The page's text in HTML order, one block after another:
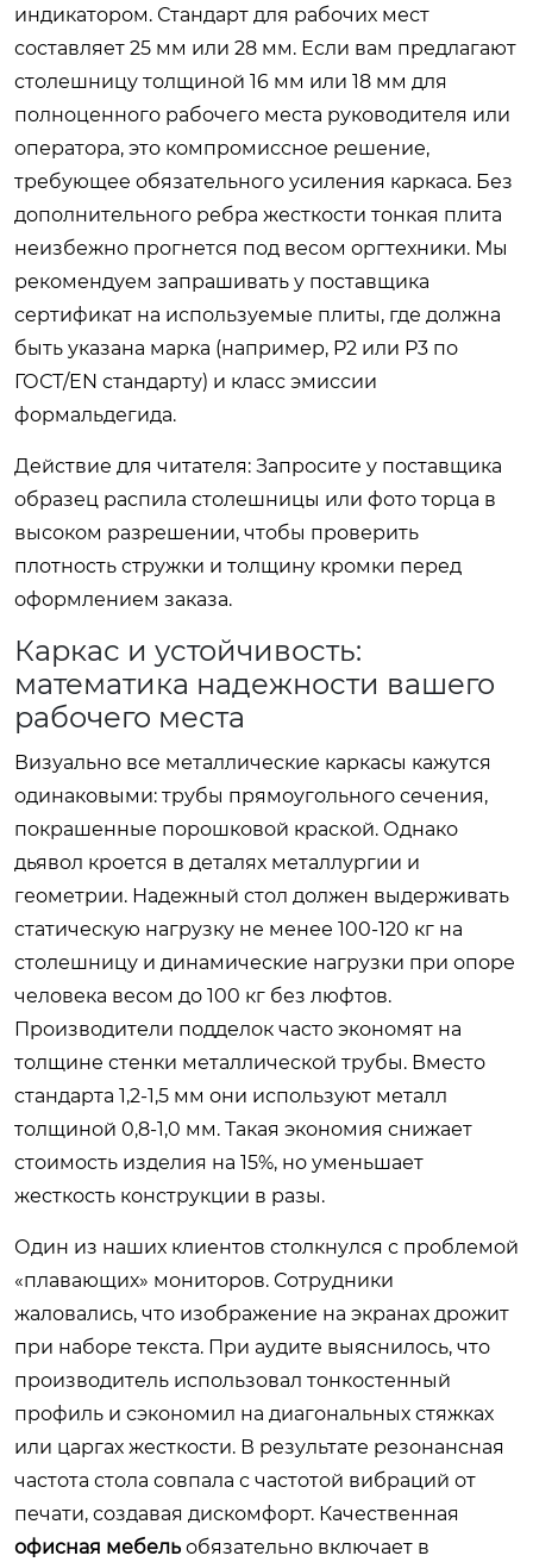
индикатором. Стандарт для рабочих мест
составляет 25 мм или 28 мм. Если вам предлагают
столешницу толщиной 16 мм или 18 мм для
полноценного рабочего места руководителя или
оператора, это компромиссное решение,
требующее обязательного усиления каркаса. Без
дополнительного ребра жесткости тонкая плита
неизбежно прогнется под весом оргтехники. Мы
рекомендуем запрашивать у поставщика
сертификат на используемые плиты, где должна
быть указана марка (например, P2 или P3 по
ГОСТ/EN стандарту) и класс эмиссии
формальдегида.
Действие для читателя: Запросите у поставщика
образец распила столешницы или фото торца в
высоком разрешении, чтобы проверить
плотность стружки и толщину кромки перед
оформлением заказа.
Каркас и устойчивость:
математика надежности вашего
рабочего места
Визуально все металлические каркасы кажутся
одинаковыми: трубы прямоугольного сечения,
покрашенные порошковой краской. Однако
дьявол кроется в деталях металлургии и
геометрии. Надежный стол должен выдерживать
статическую нагрузку не менее 100-120 кг на
столешницу и динамические нагрузки при опоре
человека весом до 100 кг без люфтов.
Производители подделок часто экономят на
толщине стенки металлической трубы. Вместо
стандарта 1,2-1,5 мм они используют металл
толщиной 0,8-1,0 мм. Такая экономия снижает
стоимость изделия на 15%, но уменьшает
жесткость конструкции в разы.
Один из наших клиентов столкнулся с проблемой
«плавающих» мониторов. Сотрудники
жаловались, что изображение на экранах дрожит
при наборе текста. При аудите выяснилось, что
производитель использовал тонкостенный
профиль и сэкономил на диагональных стяжках
или царгах жесткости. В результате резонансная
частота стола совпала с частотой вибраций от
печати, создавая дискомфорт. Качественная
офисная мебель обязательно включает в